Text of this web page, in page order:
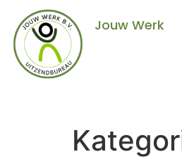
Jouw Werk